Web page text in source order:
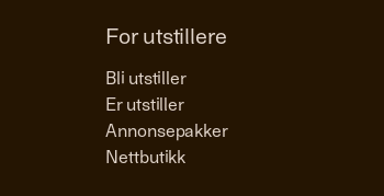
For utstillere
Bli utstiller
Er utstiller
Annonsepakker
Nettbutikk